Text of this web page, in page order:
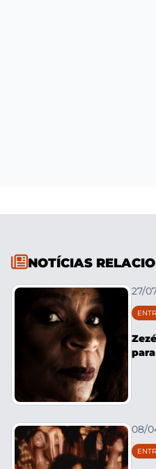
NOTÍCIAS
27/
08/